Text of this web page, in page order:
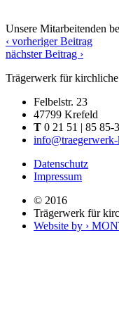
Unsere Mitarbeitenden
‹ vorheriger Beitrag
nächster Beitrag ›
Trägerwerk für
Felbelstr. 23
47799 Krefeld
T 0 21 51 | 85 85-
Datenschutz
Impressum
© 2016
Trägerwerk für
Website by ›